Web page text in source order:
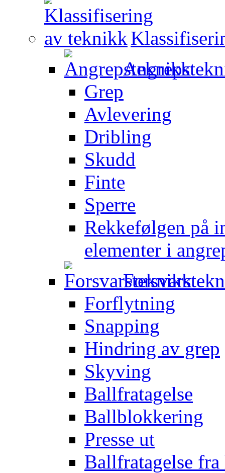
Grep
Avlevering
Dribling
Skudd
Finte
Sperre
Rekkefølgen på
elementer i
Forflytning
Snapping
Hindring av grep
Skyving
Ballfratagelse
Ballblokkering
Presse ut
Ballfratagelse fra